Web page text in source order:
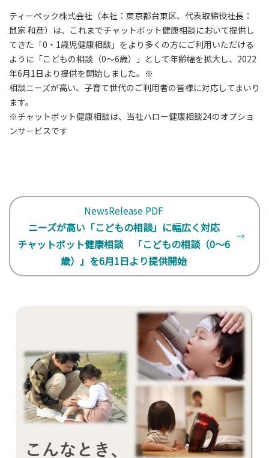
ティーペック株式会社（本社：東京都台東区、代表取締役社長：
鼠家 和彦）は、これまでチャットボット健康相談において提供し
てきた「0・1歳児健康相談」をより多くの方にご利用いただける
ように「こどもの相談（0～6歳）」として年齢幅を拡大し、2022
年6月1日より提供を開始しました。※
相談ニーズが高い、子育て世代のご利用者の皆様に対応してまいり
ます。
※チャットボット健康相談は、当社ハロー健康相談24のオプショ
ンサービスです
NewsRelease PDF
ニーズが高い「こどもの相談」に幅広く対応
チャットボット健康相談 「こどもの相談（0～6
歳）」を6月1日より提供開始